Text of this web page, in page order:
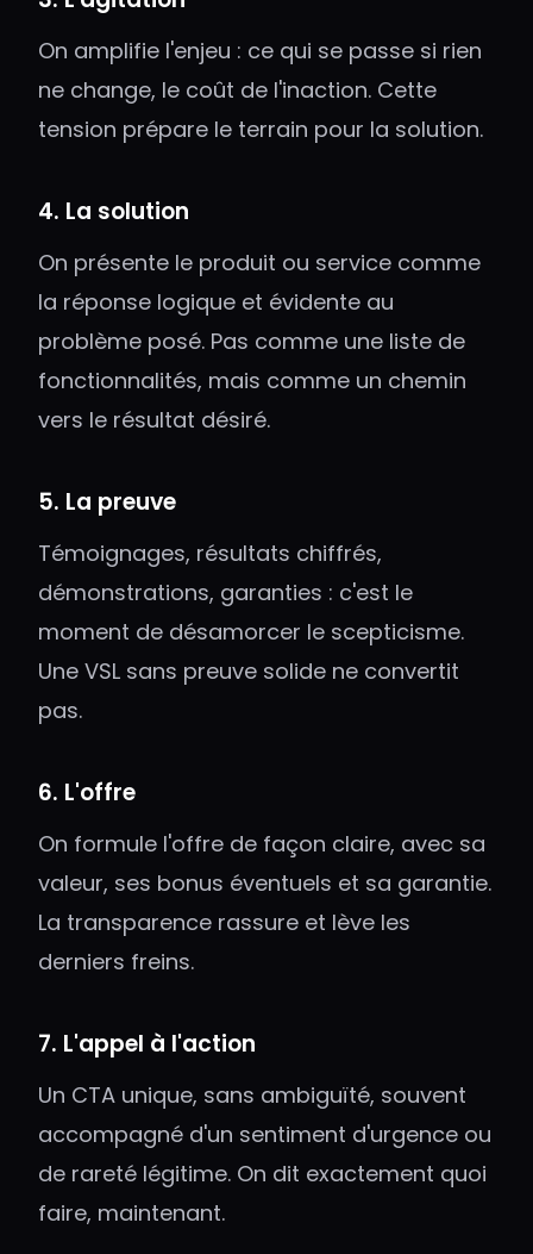
On amplifie l'enjeu : ce qui se passe si rien
ne change, le coût de l'inaction. Cette
tension prépare le terrain pour la solution.
4. La solution
On présente le produit ou service comme
la réponse logique et évidente au
problème posé. Pas comme une liste de
fonctionnalités, mais comme un chemin
vers le résultat désiré.
5. La preuve
Témoignages, résultats chiffrés,
démonstrations, garanties : c'est le
moment de désamorcer le scepticisme.
Une VSL sans preuve solide ne convertit
pas.
6. L'offre
On formule l'offre de façon claire, avec sa
valeur, ses bonus éventuels et sa garantie.
La transparence rassure et lève les
derniers freins.
7. L'appel à l'action
Un CTA unique, sans ambiguïté, souvent
accompagné d'un sentiment d'urgence ou
de rareté légitime. On dit exactement quoi
faire, maintenant.